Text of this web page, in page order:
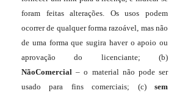
foram feitas alterações. Os usos podem
ocorrer de qualquer forma razoável, mas não
de uma forma que sugira haver o apoio ou
aprovação do licenciante; (b)
NãoComercial – o material não pode ser
usado para fins comerciais; (c) sem